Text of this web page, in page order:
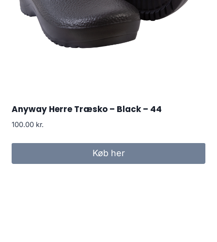
Anyway Herre Træsko – Black – 44
100.00 kr.
Køb her